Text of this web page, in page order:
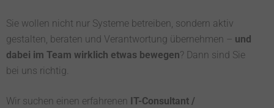
Sie wollen nicht nur Systeme betreiben, sondern aktiv
gestalten, beraten und Verantwortung übernehmen – und
dabei im Team wirklich etwas bewegen? Dann sind Sie
bei uns richtig.
Wir suchen einen erfahrenen IT-Consultant /